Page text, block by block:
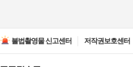
불법촬영물 신고센터 저작권보호센터